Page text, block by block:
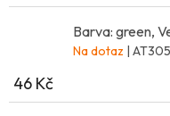
Barva: green,
Na dotaz |
46 Kč